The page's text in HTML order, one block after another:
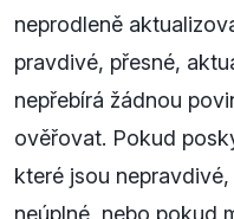
neprodleně
pravdivé, přesné,
nepřebírá žádnou
ověřovat. Pokud
které jsou
neúplné, nebo pokud